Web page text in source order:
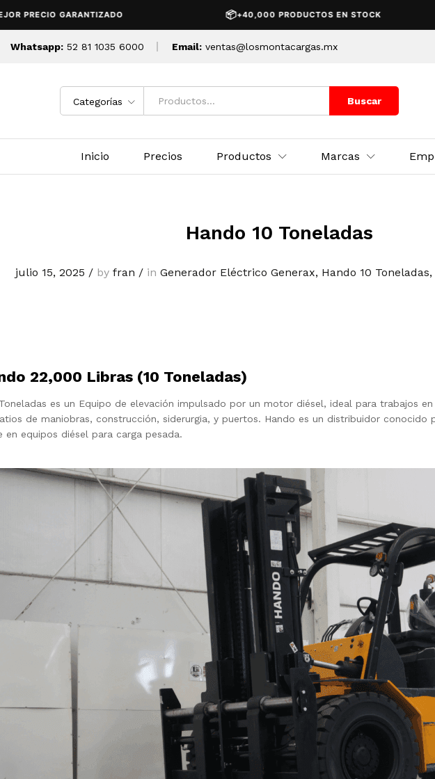
GARANTIZADO +40,000 PRODUCTOS EN STOCK
Whatsapp: 52 81 1035 6000 Email: ventas@losmontacargas.mx
Categorías Buscar
Inicio Precios Productos Marcas
Hando 10 Toneladas
julio 15, 2025 / by fran / in Generador Eléctrico Generax, Hando 10 Toneladas,
22,000 Libras (10 Toneladas)
es un Equipo de elevación impulsado por un motor diésel, ideal para trabajos
de maniobras, construcción, siderurgia, y puertos. Hando es un distribuidor
equipos diésel para carga pesada.